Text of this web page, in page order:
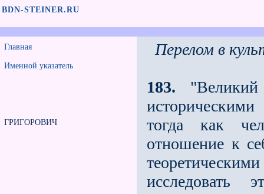
BDN-STEINER.RU
Главная
Именной указатель
ГРИГОРОВИЧ
Перелом в
183.
тогда как
отношение к